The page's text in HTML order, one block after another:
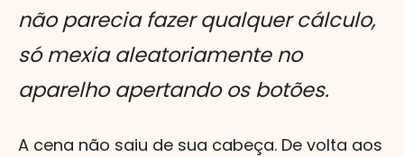
não parecia fazer qualquer cálculo,
só mexia aleatoriamente no
aparelho apertando os botões.
A cena não saiu de sua cabeça. De volta aos